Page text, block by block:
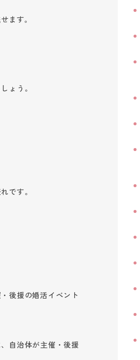
ます。
ょう。
です。
後援の婚活イベント
自治体が主催・後援